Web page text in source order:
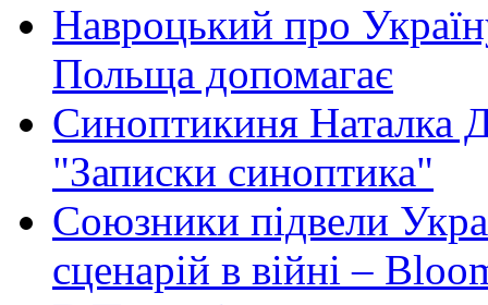
Навроцький про
Польща допомагає
Синоптикиня Наталка
"Записки синоптика"
Союзники підвели
сценарій в війні –